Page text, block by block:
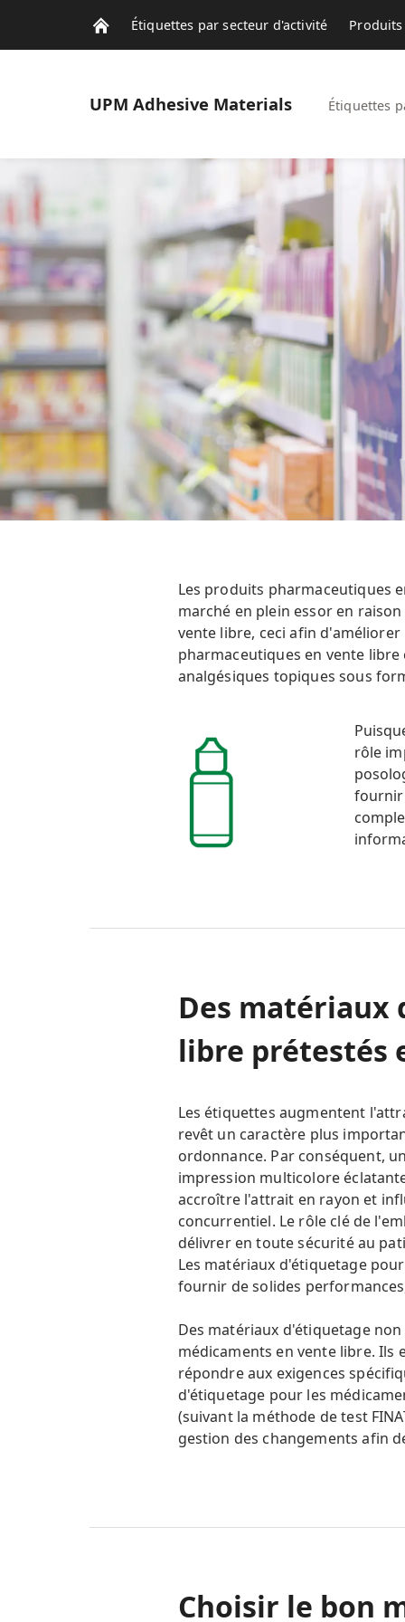
Étiquettes par secteur d'activité
UPM Adhesive Materials Étiquettes
Les produits pharmaceutiques
marché en plein essor en
vente libre, ceci afin
pharmaceutiques en vente
analgésiques topiques sous
rôle
fournir
Des matériaux
libre prétestés
Les étiquettes augmentent
revêt un caractère plus
ordonnance. Par conséquent,
impression multicolore
accroître l'attrait en rayon et
concurrentiel. Le rôle clé de
délivrer en toute sécurité au
Les matériaux d'étiquetage
fournir de solides
Des matériaux d'étiquetage
médicaments en vente libre.
répondre aux exigences
d'étiquetage pour les
(suivant la méthode de test
gestion des changements afin
Choisir le bon